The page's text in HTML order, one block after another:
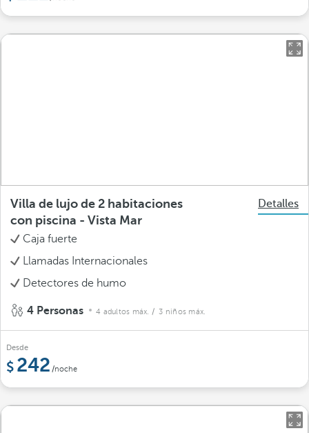
Villa de lujo de 2 habitaciones
con piscina - Vista Mar
Detalles
Caja fuerte
Llamadas Internacionales
Detectores de humo
4 Personas 4 adultos máx. / 3 niños máx.
Desde
242 /noche